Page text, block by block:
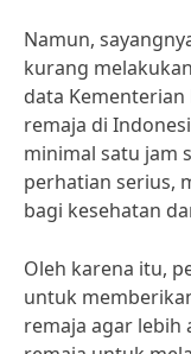
Namun,
kurang
data Kementerian
remaja di
minimal satu jam
perhatian serius,
bagi kesehatan
Oleh karena itu,
untuk
remaja agar lebih